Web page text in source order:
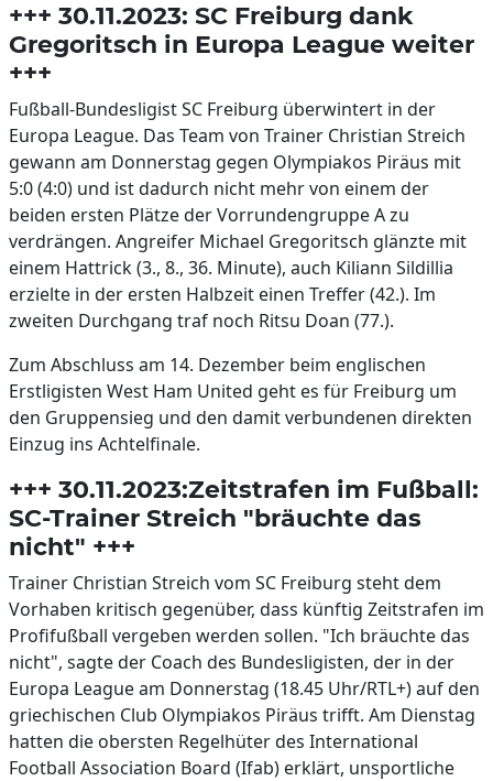
+++ 30.11.2023: SC Freiburg dank
Gregoritsch in Europa League weiter
+++
Fußball-Bundesligist SC Freiburg überwintert in der
Europa League. Das Team von Trainer Christian Streich
gewann am Donnerstag gegen Olympiakos Piräus mit
5:0 (4:0) und ist dadurch nicht mehr von einem der
beiden ersten Plätze der Vorrundengruppe A zu
verdrängen. Angreifer Michael Gregoritsch glänzte mit
einem Hattrick (3., 8., 36. Minute), auch Kiliann Sildillia
erzielte in der ersten Halbzeit einen Treffer (42.). Im
zweiten Durchgang traf noch Ritsu Doan (77.).
Zum Abschluss am 14. Dezember beim englischen
Erstligisten West Ham United geht es für Freiburg um
den Gruppensieg und den damit verbundenen direkten
Einzug ins Achtelfinale.
+++ 30.11.2023:Zeitstrafen im Fußball:
SC-Trainer Streich "bräuchte das
nicht" +++
Trainer Christian Streich vom SC Freiburg steht dem
Vorhaben kritisch gegenüber, dass künftig Zeitstrafen im
Profifußball vergeben werden sollen. "Ich bräuchte das
nicht", sagte der Coach des Bundesligisten, der in der
Europa League am Donnerstag (18.45 Uhr/RTL+) auf den
griechischen Club Olympiakos Piräus trifft. Am Dienstag
hatten die obersten Regelhüter des International
Football Association Board (Ifab) erklärt, unsportliche